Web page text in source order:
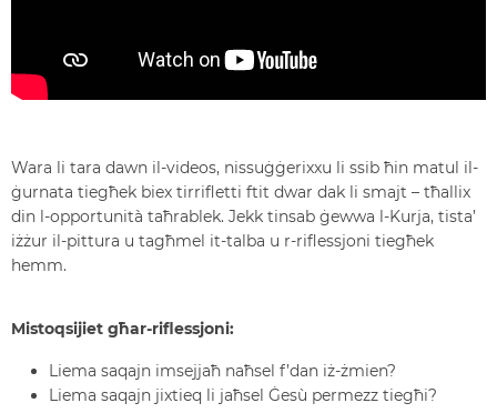
Wara li tara dawn il-videos, nissuġġerixxu li ssib ħin matul il-
ġurnata tiegħek biex tirrifletti ftit dwar dak li smajt – tħallix
din l-opportunità taħrablek. Jekk tinsab ġewwa l-Kurja, tista’
iżżur il-pittura u tagħmel it-talba u r-riflessjoni tiegħek
hemm.
Mistoqsijiet għar-riflessjoni:
Liema saqajn imsejjaħ naħsel f’dan iż-żmien?
Liema saqajn jixtieq li jaħsel Ġesù permezz tiegħi?